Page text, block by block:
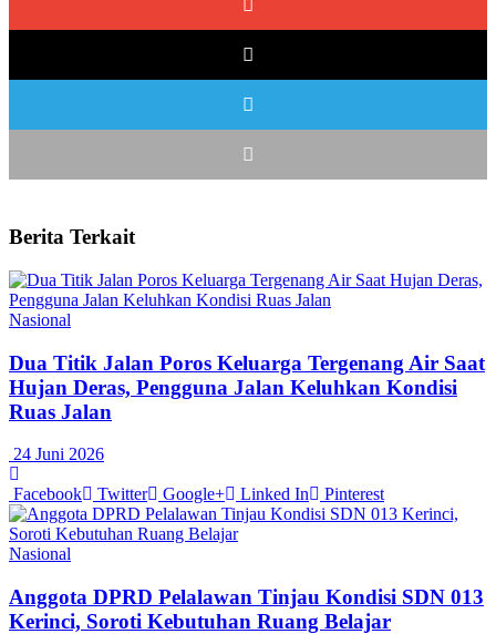
Berita Terkait
Nasional
Dua Titik Jalan Poros Keluarga Tergenang Air Saat
Hujan Deras, Pengguna Jalan Keluhkan Kondisi
Ruas Jalan
24 Juni 2026
Facebook Twitter Google+ Linked In Pinterest
Nasional
Anggota DPRD Pelalawan Tinjau Kondisi SDN 013
Kerinci, Soroti Kebutuhan Ruang Belajar